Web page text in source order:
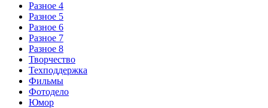
Разное 4
Разное 5
Разное 6
Разное 7
Разное 8
Творчество
Техподдержка
Фильмы
Фотодело
Юмор